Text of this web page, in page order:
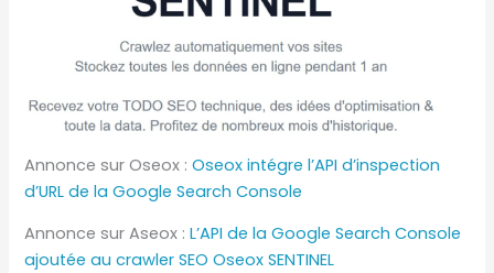
Annonce sur Oseox :Oseox intégre l’API d’inspection
d’URL de la Google Search Console
Annonce sur Aseox :L’API de la Google Search Console
ajoutée au crawler SEO Oseox SENTINEL